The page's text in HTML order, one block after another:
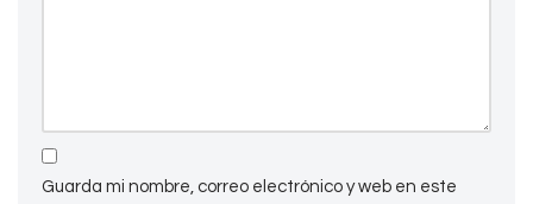
Guarda mi nombre, correo electrónico y web en este